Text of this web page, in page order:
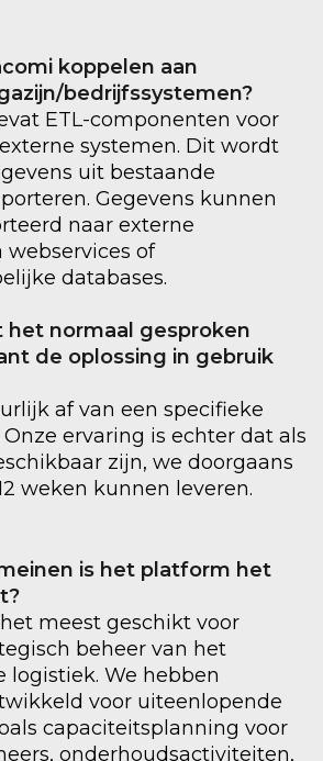
koppelen aan
bedrijfssystemen?
ETL-componenten voor
systemen. Dit wordt
uit bestaande
Gegevens kunnen
naar externe
webservices of
databases.
het normaal gesproken
de oplossing in gebruik
af van een specifieke
ervaring is echter dat als
zijn, we doorgaans
weken kunnen leveren.
is het platform het
meest geschikt voor
beheer van het
logistiek. We hebben
voor uiteenlopende
capaciteitsplanning voor
onderhoudsactiviteiten,